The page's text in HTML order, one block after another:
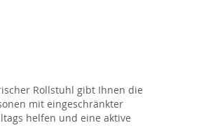
Rollstuhl gibt Ihnen die
mit eingeschränkter
helfen und eine aktive